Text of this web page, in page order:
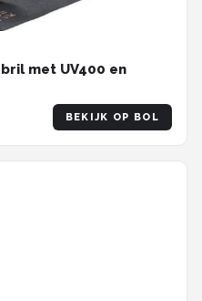
met UV400 en
BEKIJK OP BOL